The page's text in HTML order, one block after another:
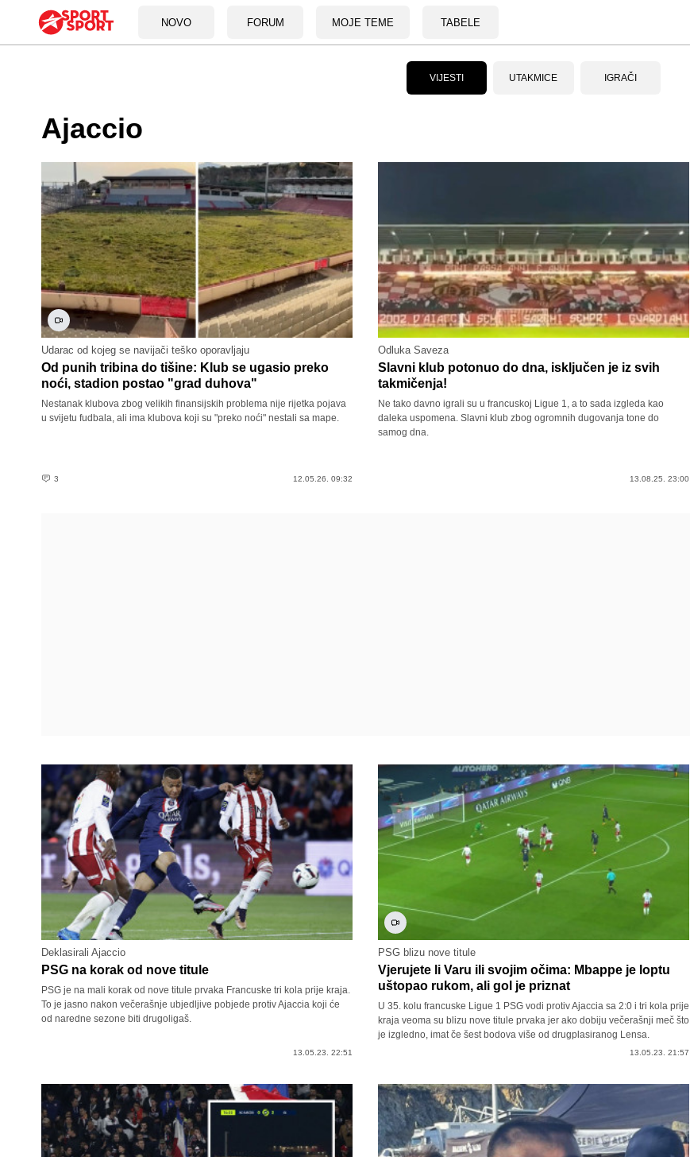
NOVO FORUM MOJE TEME TABELE
VIJESTI UTAKMICE IGRAČI
Ajaccio
Udarac od kojeg se navijači teško oporavljaju
Od punih tribina do tišine: Klub se ugasio preko
noći, stadion postao "grad duhova"
Nestanak klubova zbog velikih finansijskih problema nije rijetka pojava
u svijetu fudbala, ali ima klubova koji su "preko noći" nestali sa mape.
3 12.05.26. 09:32
Odluka Saveza
Slavni klub potonuo do dna, isključen je iz svih
takmičenja!
Ne tako davno igrali su u francuskoj Ligue 1, a to sada izgleda kao
daleka uspomena. Slavni klub zbog ogromnih dugovanja tone do
samog dna.
13.08.25. 23:00
Deklasirali Ajaccio
PSG na korak od nove titule
PSG je na mali korak od nove titule prvaka Francuske tri kola prije kraja.
To je jasno nakon večerašnje ubjedljive pobjede protiv Ajaccia koji će
od naredne sezone biti drugoligaš.
13.05.23. 22:51
PSG blizu nove titule
Vjerujete li Varu ili svojim očima: Mbappe je loptu
uštopao rukom, ali gol je priznat
U 35. kolu francuske Ligue 1 PSG vodi protiv Ajaccia sa 2:0 i tri kola prije
kraja veoma su blizu nove titule prvaka jer ako dobiju večerašnji meč što
je izgledno, imat če šest bodova više od drugplasiranog Lensa.
13.05.23. 21:57